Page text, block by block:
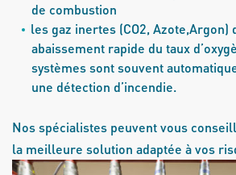
de combustion
les gaz inertes (CO2, Azote,Argon)
abaissement rapide du taux
systèmes sont souvent
une détection d’incendie.
Nos spécialistes peuvent vous
la meilleure solution adaptée à vos